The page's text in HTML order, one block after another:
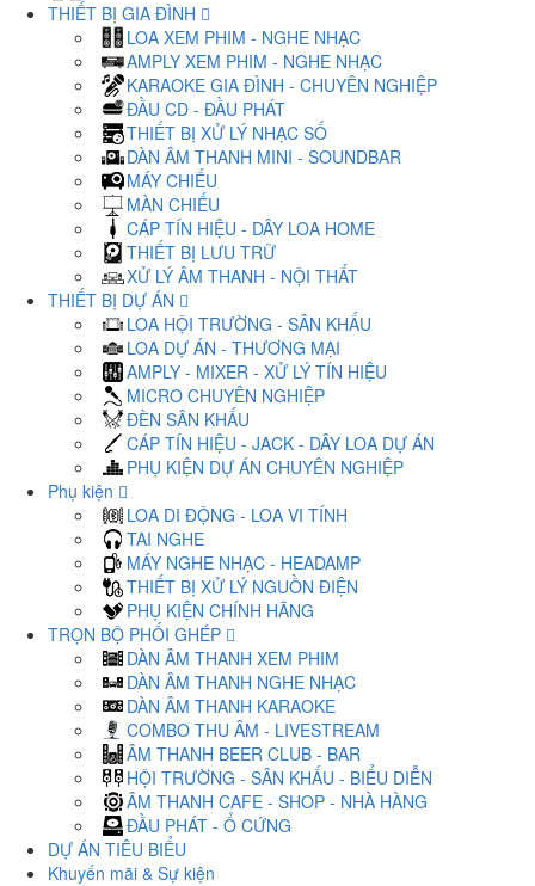
THIẾT BỊ GIA ĐÌNH
LOA XEM PHIM - NGHE NHẠC
AMPLY XEM PHIM - NGHE NHẠC
KARAOKE GIA ĐÌNH - CHUYÊN NGHIỆP
ĐẦU CD - ĐẦU PHÁT
THIẾT BỊ XỬ LÝ NHẠC SỐ
DÀN ÂM THANH MINI - SOUNDBAR
MÁY CHIẾU
MÀN CHIẾU
CÁP TÍN HIỆU - DÂY LOA HOME
THIẾT BỊ LƯU TRỮ
XỬ LÝ ÂM THANH - NỘI THẤT
THIẾT BỊ DỰ ÁN
LOA HỘI TRƯỜNG - SÂN KHẤU
LOA DỰ ÁN - THƯƠNG MẠI
AMPLY - MIXER - XỬ LÝ TÍN HIỆU
MICRO CHUYÊN NGHIỆP
ĐÈN SÂN KHẤU
CÁP TÍN HIỆU - JACK - DÂY LOA DỰ ÁN
PHỤ KIỆN DỰ ÁN CHUYÊN NGHIỆP
Phụ kiện
LOA DI ĐỘNG - LOA VI TÍNH
TAI NGHE
MÁY NGHE NHẠC - HEADAMP
THIẾT BỊ XỬ LÝ NGUỒN ĐIỆN
PHỤ KIỆN CHÍNH HÃNG
TRỌN BỘ PHỐI GHÉP
DÀN ÂM THANH XEM PHIM
DÀN ÂM THANH NGHE NHẠC
DÀN ÂM THANH KARAOKE
COMBO THU ÂM - LIVESTREAM
ÂM THANH BEER CLUB - BAR
HỘI TRƯỜNG - SÂN KHẤU - BIỂU DIỄN
ÂM THANH CAFE - SHOP - NHÀ HÀNG
ĐẦU PHÁT - Ổ CỨNG
DỰ ÁN TIÊU BIỂU
Khuyến mãi & Sự kiện